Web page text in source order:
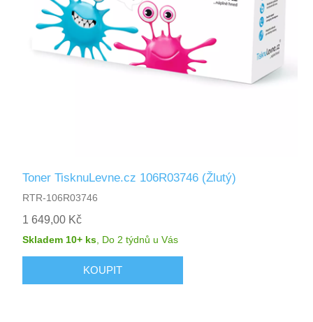
Toner TisknuLevne.cz 106R03746 (Žlutý)
RTR-106R03746
1 649,00 Kč
Skladem 10+ ks Do 2 týdnů u Vás